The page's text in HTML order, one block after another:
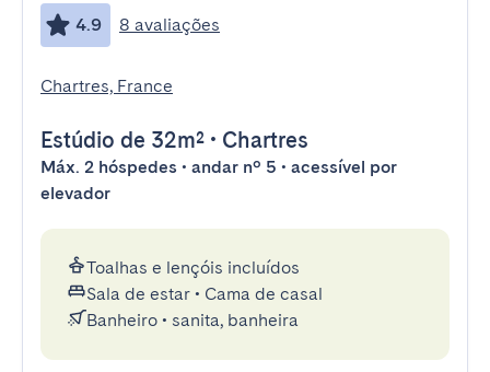
4.9 8 avaliações
Chartres, France
Estúdio de 32m² • Chartres
Máx. 2 hóspedes • andar nº 5 • acessível por
elevador
Toalhas e lençóis incluídos
Sala de estar • Cama de casal
Banheiro • sanita, banheira